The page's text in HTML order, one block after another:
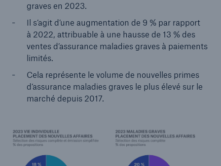
graves en 2023.
Il s’agit d’une augmentation de 9 % par rapport
à 2022, attribuable à une hausse de 13 % des
ventes d’assurance maladies graves à paiements
limités.
Cela représente le volume de nouvelles primes
d’assurance maladies graves le plus élevé sur le
marché depuis 2017.